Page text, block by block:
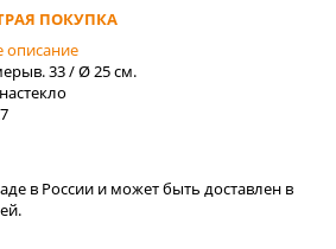
ПОКУПКА
описание
в. 33 / Ø 25 см.
стекло
в России и может быть доставлен в